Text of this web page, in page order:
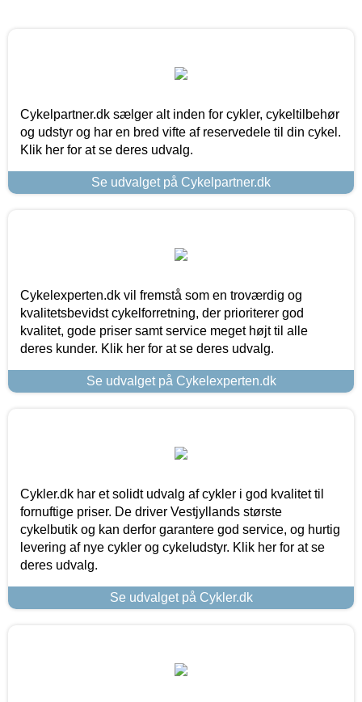
Cykelpartner.dk sælger alt inden for cykler, cykeltilbehør
og udstyr og har en bred vifte af reservedele til din cykel.
Klik her for at se deres udvalg.
Se udvalget på Cykelpartner.dk
Cykelexperten.dk vil fremstå som en troværdig og
kvalitetsbevidst cykelforretning, der prioriterer god
kvalitet, gode priser samt service meget højt til alle
deres kunder. Klik her for at se deres udvalg.
Se udvalget på Cykelexperten.dk
Cykler.dk har et solidt udvalg af cykler i god kvalitet til
fornuftige priser. De driver Vestjyllands største
cykelbutik og kan derfor garantere god service, og hurtig
levering af nye cykler og cykeludstyr. Klik her for at se
deres udvalg.
Se udvalget på Cykler.dk